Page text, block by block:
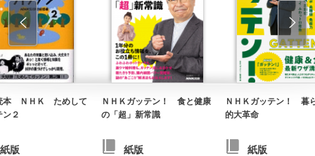
本 ＮＨＫ ためして
ン２
紙版
ＮＨＫガッテン！ 食と健康
の「超」新常識
紙版
ＮＨＫガッテン！ 暮
的大革命
紙版